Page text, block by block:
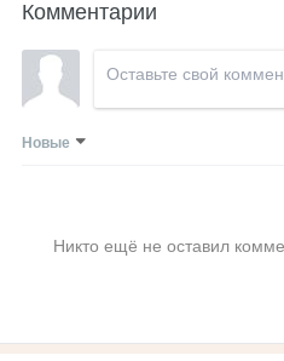
Комментарии
Новые
Никто ещё не оставил